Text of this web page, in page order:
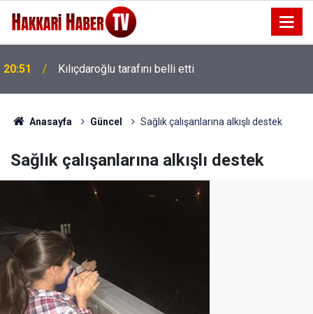
20:48
Barışın temeli seçim hesabı değildir
Anasayfa Güncel Sağlık çalışanlarına alkışlı destek
Sağlık çalışanlarına alkışlı destek